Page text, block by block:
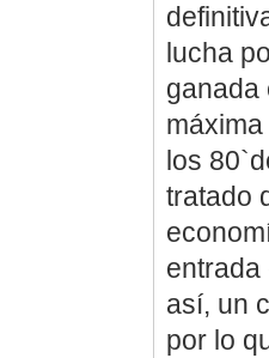
lucha
ganada
los
tratado
entrada
así, un
por lo